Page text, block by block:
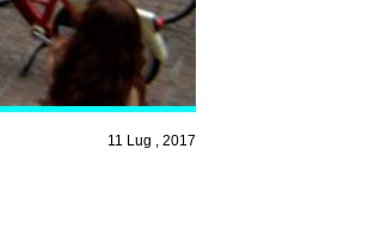
11 Lug , 2017